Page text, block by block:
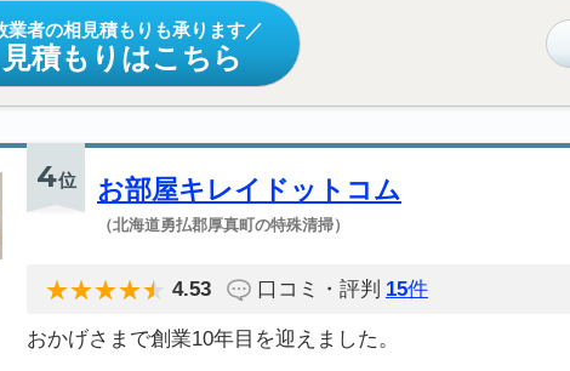
業者の相見積もりも承ります
積もりはこちら
4位 お部屋キレイドットコム
（北海道勇払郡厚真町の特殊清掃）
4.53 口コミ・評判 15件
おかげさまで創業10年目を迎えました。